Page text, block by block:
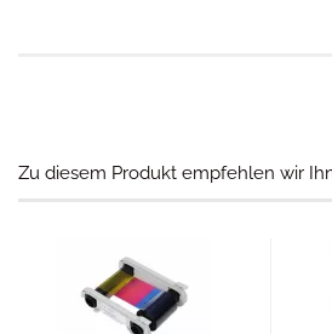
Zu diesem Produkt empfehlen wir